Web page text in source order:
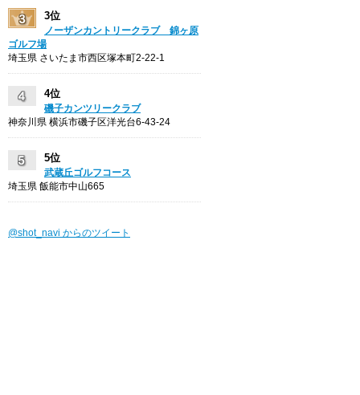
3位
ノーザンカントリークラブ 錦ヶ原
ゴルフ場
埼玉県 さいたま市西区塚本町2-22-1
4位
磯子カンツリークラブ
神奈川県 横浜市磯子区洋光台6-43-24
5位
武蔵丘ゴルフコース
埼玉県 飯能市中山665
@shot_navi からのツイート